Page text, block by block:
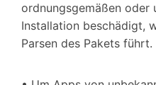
ordnungsgemäßen oder
Installation beschädigt,
Parsen des Pakets führt.